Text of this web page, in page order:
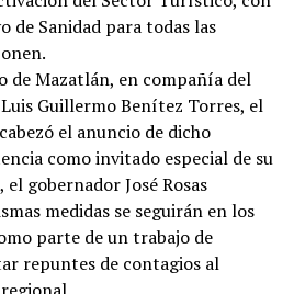
Sanidad para todas las
de Mazatlán, en compañía del
Guillermo Benítez Torres, el
el anuncio de dicho
como invitado especial de su
gobernador José Rosas
medidas se seguirán en los
parte de un trabajo de
repuntes de contagios al